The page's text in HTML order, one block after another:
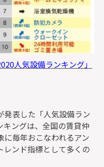
人気設備ランキング」
発表した「人気設備ラン
キングは、全国の賃貸仲
毎年おこなわれるアン
レンド指標として多くの